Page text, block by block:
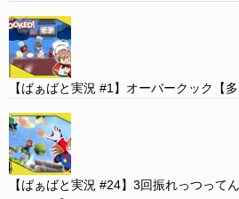
【ばぁばと実況 #1】オーバークック【多
【ばぁばと実況 #24】3回振れっつって